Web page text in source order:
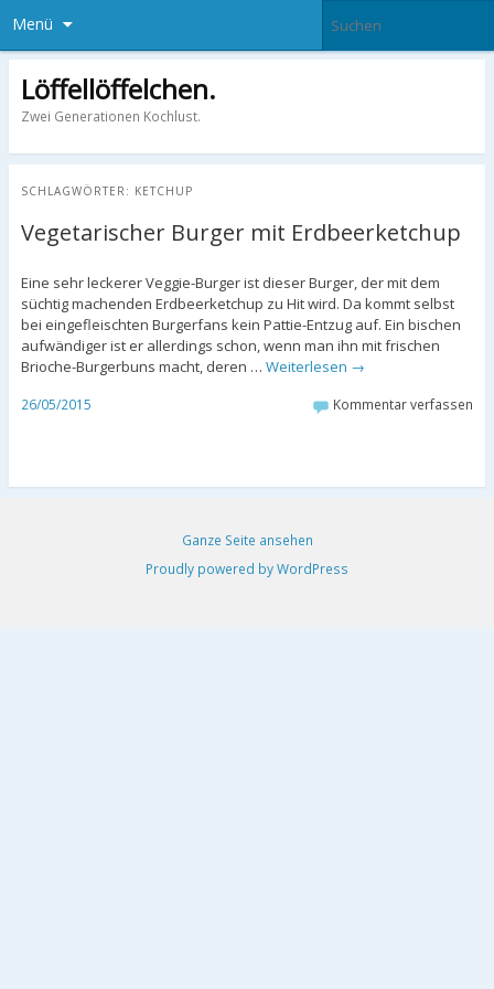
Menü
Löffellöffelchen.
Zwei Generationen Kochlust.
SCHLAGWÖRTER: KETCHUP
Vegetarischer Burger mit Erdbeerketchup
Eine sehr leckerer Veggie-Burger ist dieser Burger, der mit dem
süchtig machenden Erdbeerketchup zu Hit wird. Da kommt selbst
bei eingefleischten Burgerfans kein Pattie-Entzug auf. Ein bischen
aufwändiger ist er allerdings schon, wenn man ihn mit frischen
Brioche-Burgerbuns macht, deren … Weiterlesen →
26/05/2015 Kommentar verfassen
Ganze Seite ansehen
Proudly powered by WordPress